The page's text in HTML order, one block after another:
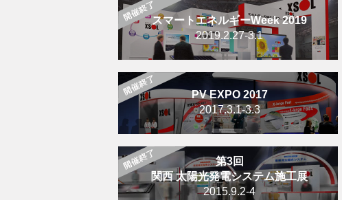
スマートエネルギーWeek 2019
2019.2.27-3.1
PV EXPO 2017
2017.3.1-3.3
第3回
関西 太陽光発電システム施工展
2015.9.2-4